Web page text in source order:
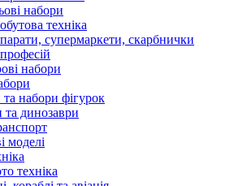
набори
техніка
супермаркети, скарбнички
набори
набори фігурок
та динозаври
моделі
техніка